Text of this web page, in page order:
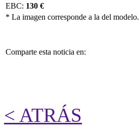
EBC: 130 €
* La imagen corresponde a la del modelo.
Comparte esta noticia en:
< ATRÁS